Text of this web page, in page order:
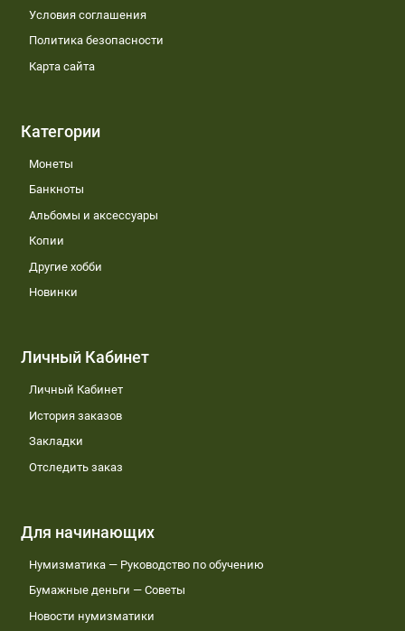
Условия соглашения
Политика безопасности
Карта сайта
Категории
Монеты
Банкноты
Альбомы и аксессуары
Копии
Другие хобби
Новинки
Личный Кабинет
Личный Кабинет
История заказов
Закладки
Отследить заказ
Для начинающих
Нумизматика — Руководство по обучению
Бумажные деньги — Советы
Новости нумизматики